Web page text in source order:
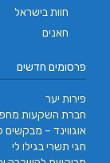
חוות בישראל
חאנים
פרסומים חדשים
פירות יער
חברת השקעות
אוגווינד – מבקשים
חגי תשרי בגילו לי